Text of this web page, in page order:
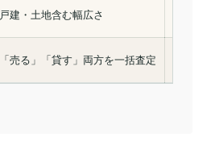
戸建・土地含む幅広さ
「売る」「貸す」両方を一括査定